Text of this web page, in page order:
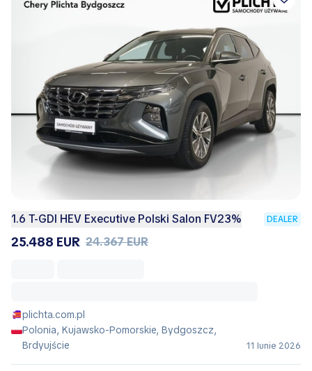
1.6 T-GDI HEV Executive Polski Salon FV23% DEALER
25.488 EUR 24.367 EUR
plichta.com.pl
Polonia, Kujawsko-Pomorskie, Bydgoszcz,
Brdyujście
11 Iunie 2026